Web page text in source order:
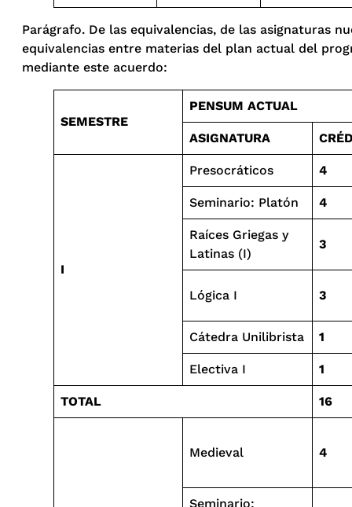
Parágrafo. De las equivalencias, de las asignaturas
equivalencias entre materias del plan actual del
mediante este acuerdo:
SEMESTRE
PENSUM ACTUAL
ASIGNATURA
I
Presocráticos 4
Seminario: Platón 4
Raíces Griegas y
Latinas (I)
3
Lógica I 3
Cátedra Unilibrista 1
Electiva I 1
TOTAL 16
Medieval 4
Seminario: